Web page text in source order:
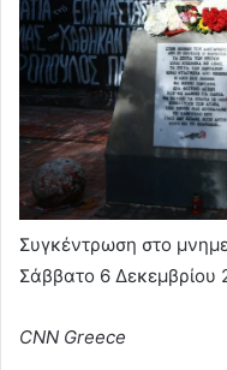
Συγκέντρωση στο
Σάββατο 6 Δεκεμβρίου
CNN Greece